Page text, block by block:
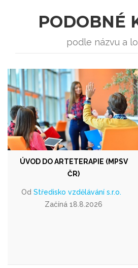
PODOBNÉ
podle názvu a
ÚVOD DO ARTETERAPIE (MPSV
ČR)
Od Středisko vzdělávání s.r.o.
Začíná 18.8.2026